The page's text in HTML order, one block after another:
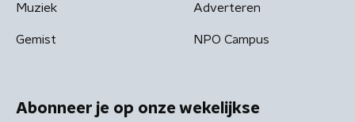
Muziek
Gemist
Adverteren
NPO Campus
Abonneer je op onze wekelijkse